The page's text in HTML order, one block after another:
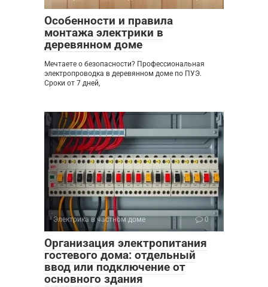
Особенности и правила
монтажа электрики в
деревянном доме
Мечтаете о безопасности? Профессиональная
электропроводка в деревянном доме по ПУЭ.
Сроки от 7 дней,
Электрика в частном доме 0
Организация электропитания
гостевого дома: отдельный
ввод или подключение от
основного здания